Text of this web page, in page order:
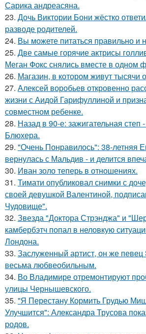
Сарика андреасяна.
23. Дочь Виктории Бони жёстко
разводе родителей.
24. Вы можете питаться правильно и
25. Две самые горячие актрисы
Меган Фокс снялись вместе в одном
26. Магазин, в котором живут тысячи
27. Алексей воробьев откровенно
жизни с Аидой Гарифуллиной и
совместном ребенке.
28. Назад в 90-е: зажигательная степ
Блюхера.
29. "Очень Понравилось": 38-летняя
вернулась с Мальдив - и делится
30. Иван золо теперь в отношениях.
31. Тимати опубликовал снимки с
своей девушкой Валентиной,
Чудовище".
32. Звезда "Доктора Стрэнджа" и
камбербэтч попал в неловкую
Лондона.
33. Заслуженный артист, он же певец
весьма любвеобильным.
34. Во Владимире отремонтируют
улицы Чернышевского.
35. "Я Перестану Кормить Грудью
Улучшится": Александра Трусова
родов.